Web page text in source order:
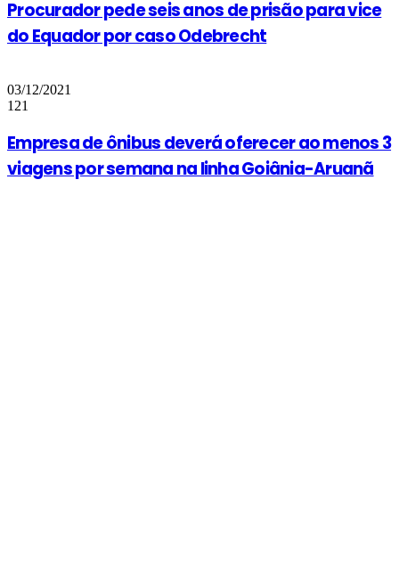
Procurador pede seis anos de prisão para vice
do Equador por caso Odebrecht
03/12/2021
121
Empresa de ônibus deverá oferecer ao menos 3
viagens por semana na linha Goiânia-Aruanã